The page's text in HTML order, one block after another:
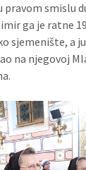
pravom smislu
ga je ratne
sjemenište, a
na njegovoj